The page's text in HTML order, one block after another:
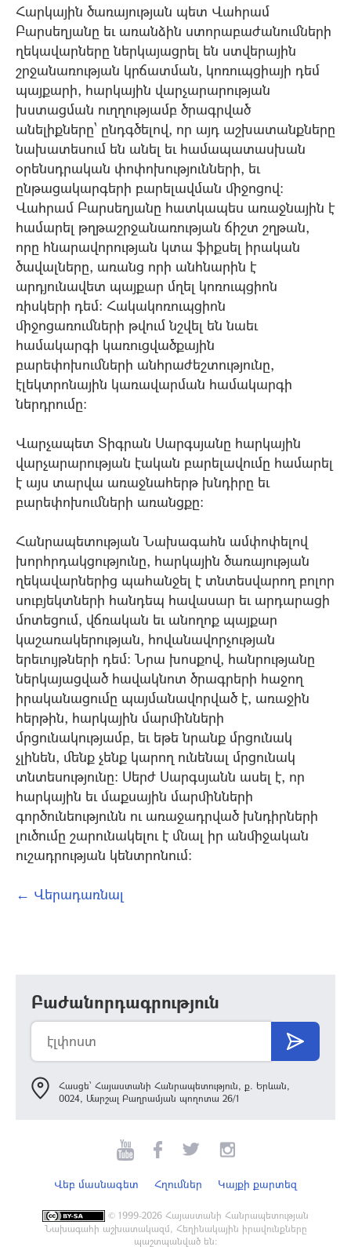
Հարկային ծառայության պետ Վահրամ
Բարսեղյանը եւ առանձին ստորաբաժանումների
ղեկավարները ներկայացրել են ստվերային
շրջանառության կրճատման, կոռուպցիայի դեմ
պայքարի, հարկային վարչարարության
խստացման ուղղությամբ ծրագրված
անելիքները` ընդգծելով, որ այդ աշխատանքները
նախատեսում են անել եւ համապատասխան
օրենսդրական փոփոխությունների, եւ
ընթացակարգերի բարելավման միջոցով:
Վահրամ Բարսեղյանը հատկապես առաջնային է
համարել թղթաշրջանառության ճիշտ շղթան,
որը հնարավորության կտա ֆիքսել իրական
ծավալները, առանց որի անհնարին է
արդյունավետ պայքար մղել կոռուպցիոն
ռիսկերի դեմ: Հակակոռուպցիոն
միջոցառումների թվում նշվել են նաեւ
համակարգի կառուցվածքային
բարեփոխումների անհրաժեշտությունը,
էլեկտրոնային կառավարման համակարգի
ներդրումը:
Վարչապետ Տիգրան Սարգսյանը հարկային
վարչարարության էական բարելավումը համարել
է այս տարվա առաջնահերթ խնդիրը եւ
բարեփոխումների առանցքը:
Հանրապետության Նախագահն ամփոփելով
խորհրդակցությունը, հարկային ծառայության
ղեկավարներից պահանջել է տնտեսվարող բոլոր
սուբյեկտների հանդեպ հավասար եւ արդարացի
մոտեցում, վճռական եւ անողոք պայքար
կաշառակերության, հովանավորչության
երեւույթների դեմ: Նրա խոսքով, հանրությանը
ներկայացված հավակնոտ ծրագրերի հաջող
իրականացումը պայմանավորված է, առաջին
հերթին, հարկային մարմինների
մրցունակությամբ, եւ եթե նրանք մրցունակ
չլինեն, մենք չենք կարող ունենալ մրցունակ
տնտեսությունը: Սերժ Սարգսյանն ասել է, որ
հարկային եւ մաքսային մարմինների
գործունեությունն ու առաջադրված խնդիրների
լուծումը շարունակելու է մնալ իր անմիջական
ուշադրության կենտրոնում:
← Վերադառնալ
Բաժանորդագրություն
Հասցե՝ Հայաստանի Հանրապետություն, ք. Երևան,
0024, Մարշալ Բաղրամյան պողոտա 26/1
Վեբ մասնագետ Հղումներ Կայքի քարտեզ
© 1999-2026 Հայաստանի Հանրապետության
Նախագահի աշխատակազմ, Հեղինակային իրավունքները
պաշտպանված են: